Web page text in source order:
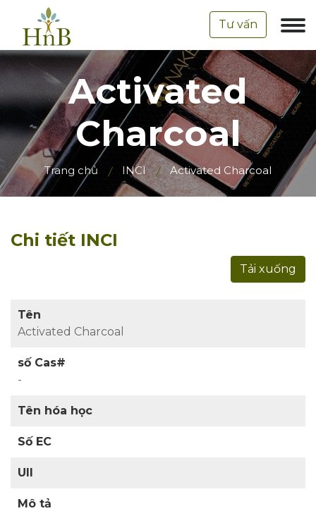
Tư vấn
Activated
Charcoal
Trang chủ INCI Activated Charcoal
Chi tiết INCI
Tải xuống
Tên
Activated Charcoal
số Cas#
-
Tên hóa học
Số EC
UII
Mô tả